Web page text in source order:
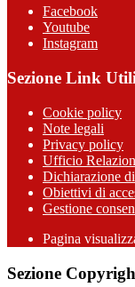
Facebook
Youtube
Instagram
Sezione Link Utili
Cookie policy
Note legali
Privacy policy
Ufficio
Dichiarazione
Obiettivi di
Gestione
Pagina
Sezione